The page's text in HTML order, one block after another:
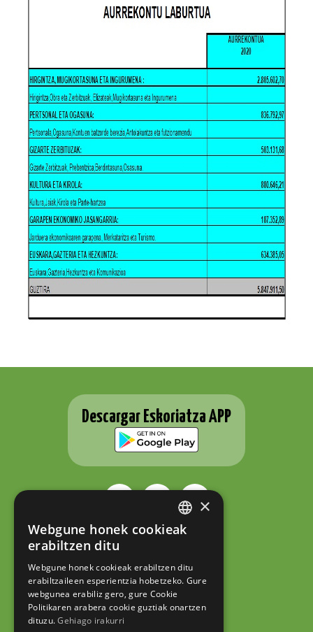
Descargar Eskoriatza APP
ESKORIATZAKO UDALA
Fernando Eskoriatza plaza 1
Tel.: 943 71 44 07
hazi@eskoriatza.eus
Contacto
BASQUE
×
Webgune honek cookieak
erabiltzen ditu
Webgune honek cookieak erabiltzen ditu
erabiltzaileen esperientzia hobetzeko. Gure
webgunea erabiliz gero, gure Cookie
Politikaren arabera cookie guztiak onartzen
dituzu. Gehiago irakurri